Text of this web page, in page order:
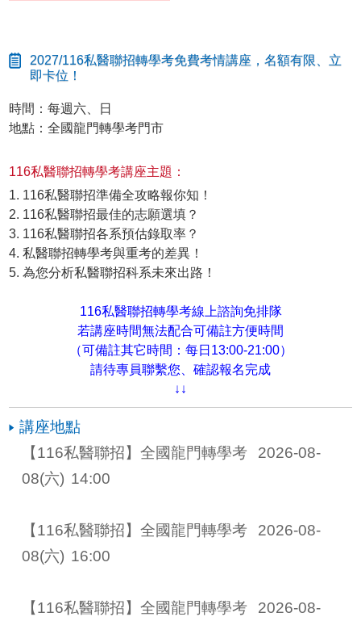
2027/116私醫聯招轉學考免費考情講座，名額有限、立
即卡位！
時間：每週六、日
地點：全國龍門轉學考門市
116私醫聯招轉學考講座主題：
1. 116私醫聯招準備全攻略報你知！
2. 116私醫聯招最佳的志願選填？
3. 116私醫聯招各系預估錄取率？
4. 私醫聯招轉學考與重考的差異！
5. 為您分析私醫聯招科系未來出路！
116私醫聯招轉學考線上諮詢免排隊
若講座時間無法配合可備註方便時間
（可備註其它時間：每日13:00-21:00）
請待專員聯繫您、確認報名完成
↓↓
講座地點
【116私醫聯招】全國龍門轉學考
2026-08-
08(六) 14:00
【116私醫聯招】全國龍門轉學考
2026-08-
08(六) 16:00
【116私醫聯招】全國龍門轉學考
2026-08-